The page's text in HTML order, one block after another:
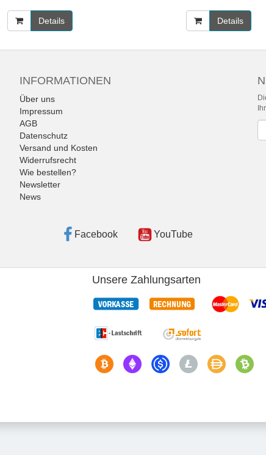
Details Details
INFORMATIONEN
Über uns
Impressum
AGB
Datenschutz
Versand und Kosten
Widerrufsrecht
Wie bestellen?
Newsletter
News
Facebook YouTube
Unsere Zahlungsarten